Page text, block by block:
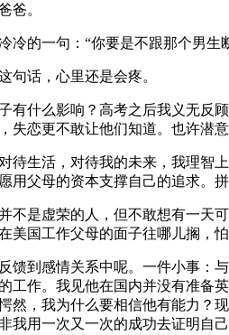
爸。
冷的一句：“你要是不跟那个男生
句话，心里还是会疼。
有什么影响？高考之后我义无反
失恋更不敢让他们知道。也许潜
待生活，对待我的未来，我理智
用父母的资本支撑自己的追求。
不是虚荣的人，但不敢想有一天
美国工作父母的面子往哪儿搁，
馈到感情关系中呢。一件小事：
工作。我见他在国内并没有准备
然，我为什么要相信他有能力？
我用一次又一次的成功去证明自